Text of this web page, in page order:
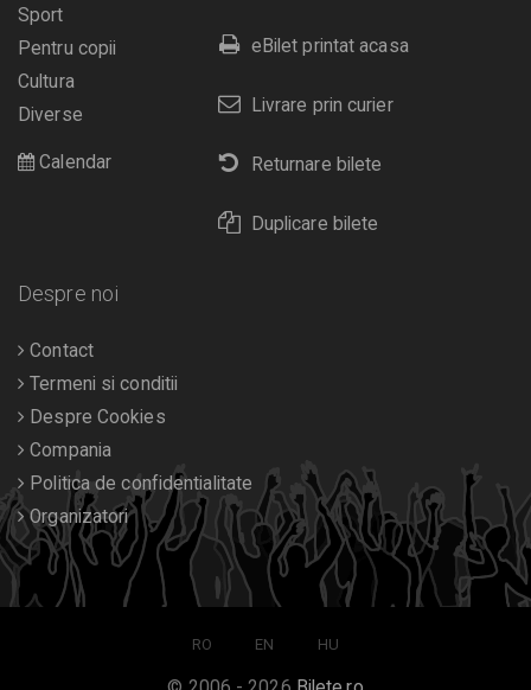
eBilet printat acasa
Livrare prin curier
Returnare bilete
Duplicare bilete
Sport
Pentru copii
Cultura
Diverse
Calendar
Despre noi
Contact
Termeni si conditii
Despre Cookies
Compania
Politica de confidentialitate
Organizatori
RO EN HU